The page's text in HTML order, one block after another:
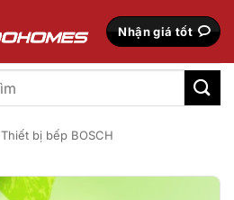
Nhận giá tốt
Thiết bị bếp BOSCH